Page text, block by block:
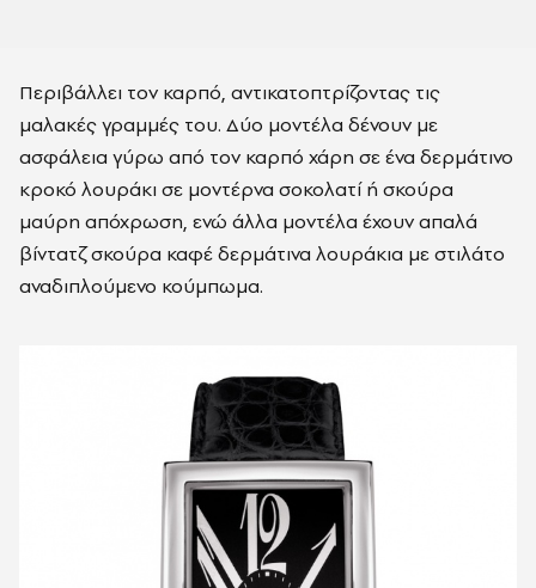
Περιβάλλει τον καρπό, αντικατοπτρίζοντας τις
μαλακές γραμμές του. Δύο μοντέλα δένουν με
ασφάλεια γύρω από τον καρπό χάρη σε ένα δερμάτινο
κροκό λουράκι σε μοντέρνα σοκολατί ή σκούρα
μαύρη απόχρωση, ενώ άλλα μοντέλα έχουν απαλά
βίντατζ σκούρα καφέ δερμάτινα λουράκια με στιλάτο
αναδιπλούμενο κούμπωμα.